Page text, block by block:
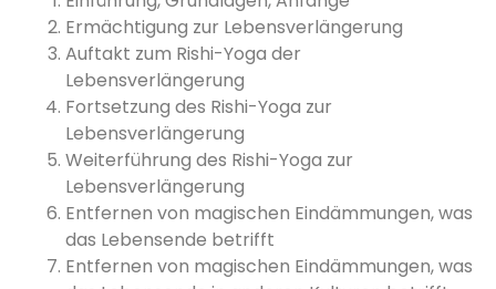
Ermächtigung zur Lebensverlängerung
Auftakt zum Rishi-Yoga der
Lebensverlängerung
Fortsetzung des Rishi-Yoga zur
Lebensverlängerung
Weiterführung des Rishi-Yoga zur
Lebensverlängerung
Entfernen von magischen Eindämmungen, was
das Lebensende betrifft
Entfernen von magischen Eindämmungen, was